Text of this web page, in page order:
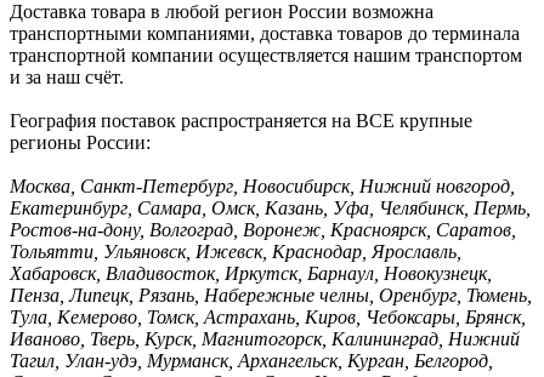
Доставка товара в любой регион России возможна
транспортными компаниями, доставка товаров до терминала
транспортной компании осуществляется нашим транспортом
и за наш счёт.
География поставок распространяется на ВСЕ крупные
регионы России:
Москва, Санкт-Петербург, Новосибирск, Нижний новгород,
Екатеринбург, Самара, Омск, Казань, Уфа, Челябинск, Пермь,
Ростов-на-дону, Волгоград, Воронеж, Красноярск, Саратов,
Тольятти, Ульяновск, Ижевск, Краснодар, Ярославль,
Хабаровск, Владивосток, Иркутск, Барнаул, Новокузнецк,
Пенза, Липецк, Рязань, Набережные челны, Оренбург, Тюмень,
Тула, Кемерово, Томск, Астрахань, Киров, Чебоксары, Брянск,
Иваново, Тверь, Курск, Магнитогорск, Калининград, Нижний
Тагил, Улан-удэ, Мурманск, Архангельск, Курган, Белгород,